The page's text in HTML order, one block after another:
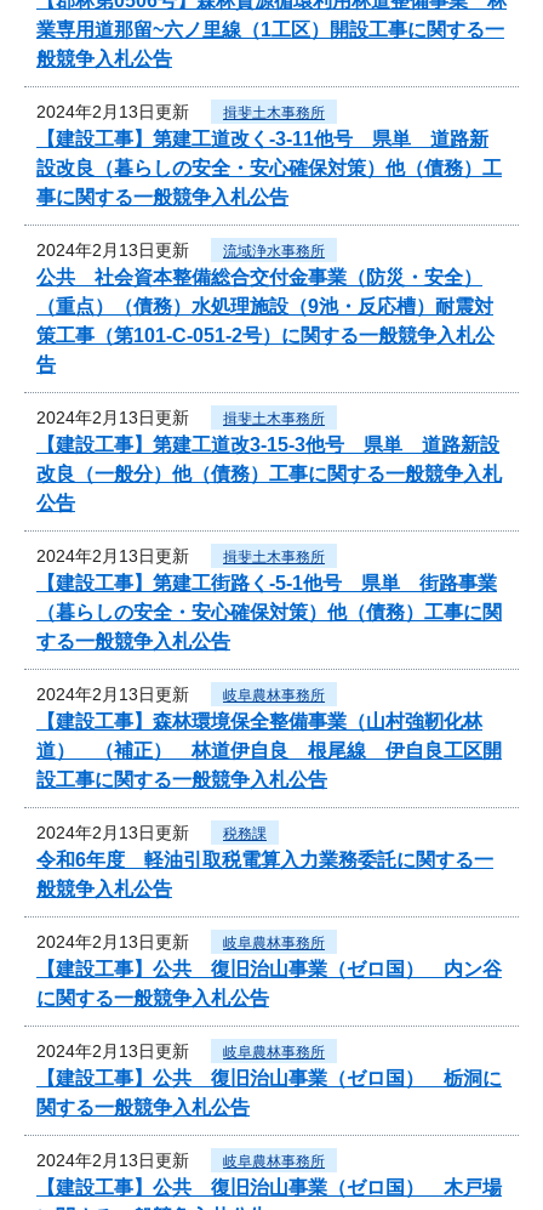
業専用道那留~六ノ里線（1工区）開設工事に関する一
般競争入札公告
2024年2月13日更新 揖斐土木事務所
【建設工事】第建工道改く-3-11他号 県単 道路新
設改良（暮らしの安全・安心確保対策）他（債務）工
事に関する一般競争入札公告
2024年2月13日更新 流域浄水事務所
公共 社会資本整備総合交付金事業（防災・安全）
（重点）（債務）水処理施設（9池・反応槽）耐震対
策工事（第101-C-051-2号）に関する一般競争入札公
告
2024年2月13日更新 揖斐土木事務所
【建設工事】第建工道改3-15-3他号 県単 道路新設
改良（一般分）他（債務）工事に関する一般競争入札
公告
2024年2月13日更新 揖斐土木事務所
【建設工事】第建工街路く-5-1他号 県単 街路事業
（暮らしの安全・安心確保対策）他（債務）工事に関
する一般競争入札公告
2024年2月13日更新 岐阜農林事務所
【建設工事】森林環境保全整備事業（山村強靭化林
道） （補正） 林道伊自良 根尾線 伊自良工区開
設工事に関する一般競争入札公告
2024年2月13日更新 税務課
令和6年度 軽油引取税電算入力業務委託に関する一
般競争入札公告
2024年2月13日更新 岐阜農林事務所
【建設工事】公共 復旧治山事業（ゼロ国） 内ン谷
に関する一般競争入札公告
2024年2月13日更新 岐阜農林事務所
【建設工事】公共 復旧治山事業（ゼロ国） 栃洞に
関する一般競争入札公告
2024年2月13日更新 岐阜農林事務所
【建設工事】公共 復旧治山事業（ゼロ国） 木戸場